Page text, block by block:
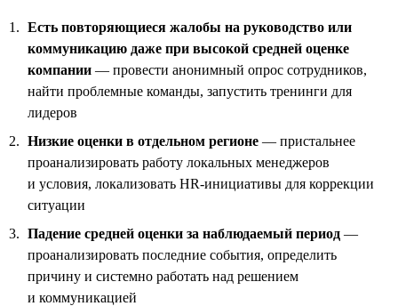
Есть повторяющиеся жалобы на руководство или
коммуникацию даже при высокой средней оценке
компании — провести анонимный опрос сотрудников,
найти проблемные команды, запустить тренинги для
лидеров
Низкие оценки в отдельном регионе — пристальнее
проанализировать работу локальных менеджеров
и условия, локализовать HR-инициативы для коррекции
ситуации
Падение средней оценки за наблюдаемый период —
проанализировать последние события, определить
причину и системно работать над решением
и коммуникацией